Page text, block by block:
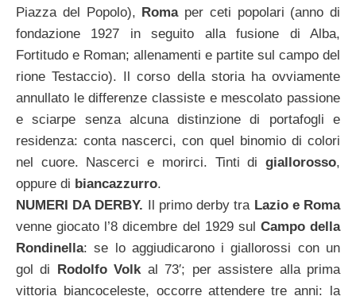
Piazza del Popolo), Romaper ceti popolari (anno di
fondazione 1927 in seguito alla fusione di Alba,
Fortitudo e Roman; allenamenti e partite sul campo del
rione Testaccio). Il corso della storia ha ovviamente
annullato le differenze classiste e mescolato passione
e sciarpe senza alcuna distinzione di portafogli e
residenza: conta nascerci, con quel binomio di colori
nel cuore. Nascerci e morirci. Tinti di giallorosso,
oppure di biancazzurro.
NUMERI DA DERBY. Il primo derby tra Lazio e Roma
venne giocato l’8 dicembre del 1929 sul Campo della
Rondinella: se lo aggiudicarono i giallorossi con un
gol di
Rodolfo Volkal 73′; per assistere alla prima
vittoria biancoceleste, occorre attendere tre anni: la